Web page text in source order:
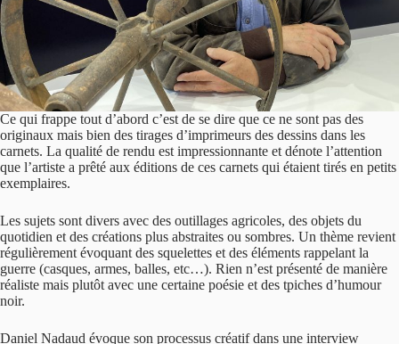
Ce qui frappe tout d’abord c’est de se dire que ce ne sont pas des
originaux mais bien des tirages d’imprimeurs des dessins dans les
carnets. La qualité de rendu est impressionnante et dénote l’attention
que l’artiste a prêté aux éditions de ces carnets qui étaient tirés en petits
exemplaires.
Les sujets sont divers avec des outillages agricoles, des objets du
quotidien et des créations plus abstraites ou sombres. Un thème revient
régulièrement évoquant des squelettes et des éléments rappelant la
guerre (casques, armes, balles, etc…). Rien n’est présenté de manière
réaliste mais plutôt avec une certaine poésie et des tpiches d’humour
noir.
Daniel Nadaud évoque son processus créatif dans une interview